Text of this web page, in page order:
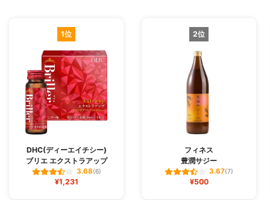
1位
DHC(ディーエイチシー)
ブリエ エクストラアップ
3.68(6)
¥1,231
2位
フィネス
豊潤サジー
3.67(7)
¥500